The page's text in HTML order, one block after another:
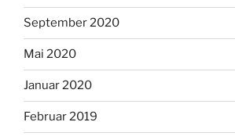
September 2020
Mai 2020
Januar 2020
Februar 2019